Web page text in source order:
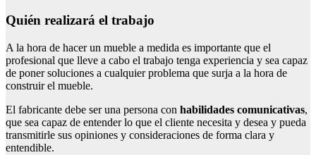
Quién realizará el trabajo
A la hora de hacer un mueble a medida es importante que el
profesional que lleve a cabo el trabajo tenga experiencia y sea capaz
de poner soluciones a cualquier problema que surja a la hora de
construir el mueble.
El fabricante debe ser una persona con habilidades comunicativas,
que sea capaz de entender lo que el cliente necesita y desea y pueda
transmitirle sus opiniones y consideraciones de forma clara y
entendible.